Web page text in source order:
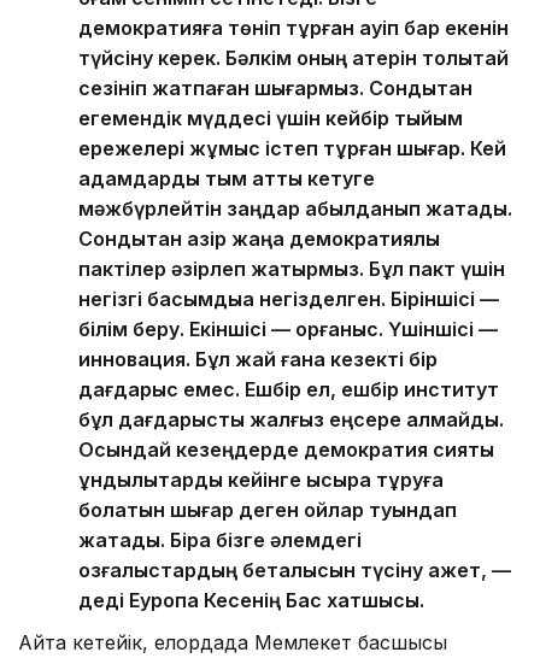
демократияға төніп тұрған қауіп бар екенін
түйсіну керек. Бәлкім оның қатерін толықтай
сезініп жатпаған шығармыз. Сондықтан
егемендік мүддесі үшін кейбір тыйым
ережелері жұмыс істеп тұрған шығар. Кей
адамдарды тым қатты кетуге
мәжбүрлейтін заңдар қабылданып жатады.
Сондықтан қазір жаңа демократиялық
пактілер әзірлеп жатырмыз. Бұл пакт үшін
негізгі басымдыққа негізделген. Біріншісі —
білім беру. Екіншісі — қорғаныс. Үшіншісі —
инновация. Бұл жай ғана кезекті бір
дағдарыс емес. Ешбір ел, ешбір институт
бұл дағдарысты жалғыз еңсере алмайды.
Осындай кезеңдерде демократия сияқты
құндылықтарды кейінге ысыра тұруға
болатын шығар деген ойлар туындап
жатады. Бірақ бізге әлемдегі
қозғалыстардың беталысын түсіну қажет, —
деді Еуропа Кесенің Бас хатшысы.
Айта кетейік, елордада Мемлекет басшысы